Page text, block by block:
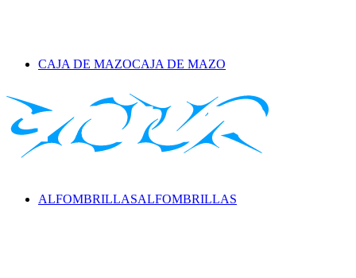
CAJA DE MAZOCAJA DE MAZO
ALFOMBRILLASALFOMBRILLAS